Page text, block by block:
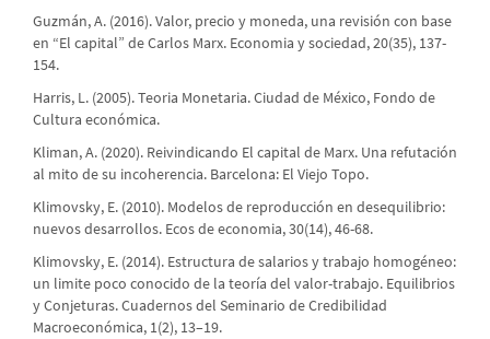
Guzmán, A. (2016). Valor, precio y moneda, una revisión con base
en “El capital” de Carlos Marx. Economia y sociedad, 20(35), 137-
154.
Harris, L. (2005). Teoria Monetaria. Ciudad de México, Fondo de
Cultura económica.
Kliman, A. (2020). Reivindicando El capital de Marx. Una refutación
al mito de su incoherencia. Barcelona: El Viejo Topo.
Klimovsky, E. (2010). Modelos de reproducción en desequilibrio:
nuevos desarrollos. Ecos de economia, 30(14), 46-68.
Klimovsky, E. (2014). Estructura de salarios y trabajo homogéneo:
un limite poco conocido de la teoría del valor-trabajo. Equilibrios
y Conjeturas. Cuadernos del Seminario de Credibilidad
Macroeconómica, 1(2), 13–19.